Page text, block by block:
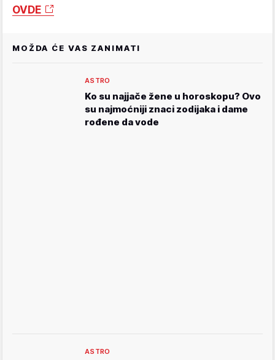
OVDE
MOŽDA ĆE VAS ZANIMATI
ASTRO
Ko su najjače žene u horoskopu? Ovo
su najmoćniji znaci zodijaka i dame
rođene da vode
ASTRO